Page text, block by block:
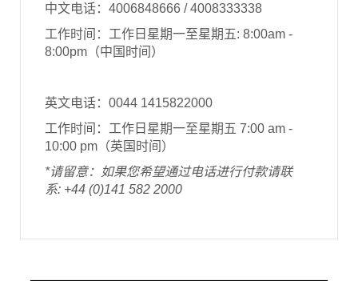
中文电话：4006848666 / 4008333338
工作时间：工作日星期一至星期五: 8:00am -
8:00pm（中国时间）
英文电话：0044 1415822000
工作时间：工作日星期一至星期五 7:00 am -
10:00 pm（英国时间）
*请留意：如果您希望通过电话进行付款请联
系: +44 (0)141 582 2000